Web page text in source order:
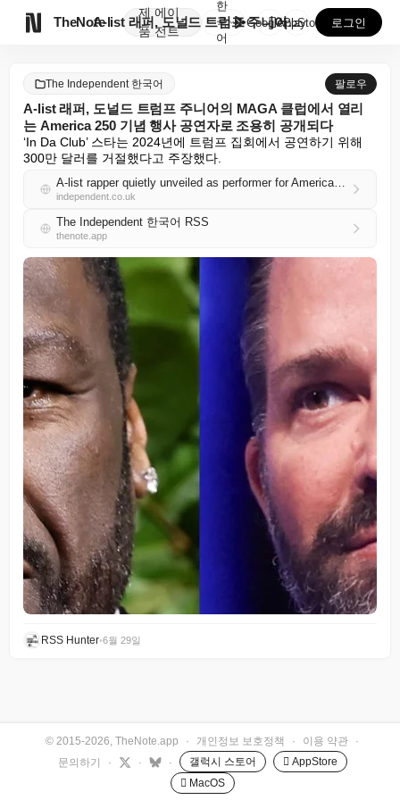
TheNote
제
품
에이
전트
A-list 래퍼, 도널드 트럼프 주니어의 MAGA 클...
한
국
어
GooglePlay
AppStore 로그인
The Independent 한국어 팔로우
A-list 래퍼, 도널드 트럼프 주니어의 MAGA 클럽에서 열리
는 America 250 기념 행사 공연자로 조용히 공개되다
‘In Da Club’ 스타는 2024년에 트럼프 집회에서 공연하기 위해
300만 달러를 거절했다고 주장했다.
A-list rapper quietly unveiled as performer for America 250 celebration at Donald Trump Jr’s MAGA club
independent.co.uk
The Independent 한국어 RSS
thenote.app
RSS Hunter•6월 29일
© 2015-2026, TheNote.app · 개인정보 보호정책 · 이용 약관
·
문의하기
· · · 갤럭시 스토어
 AppStore
 MacOS